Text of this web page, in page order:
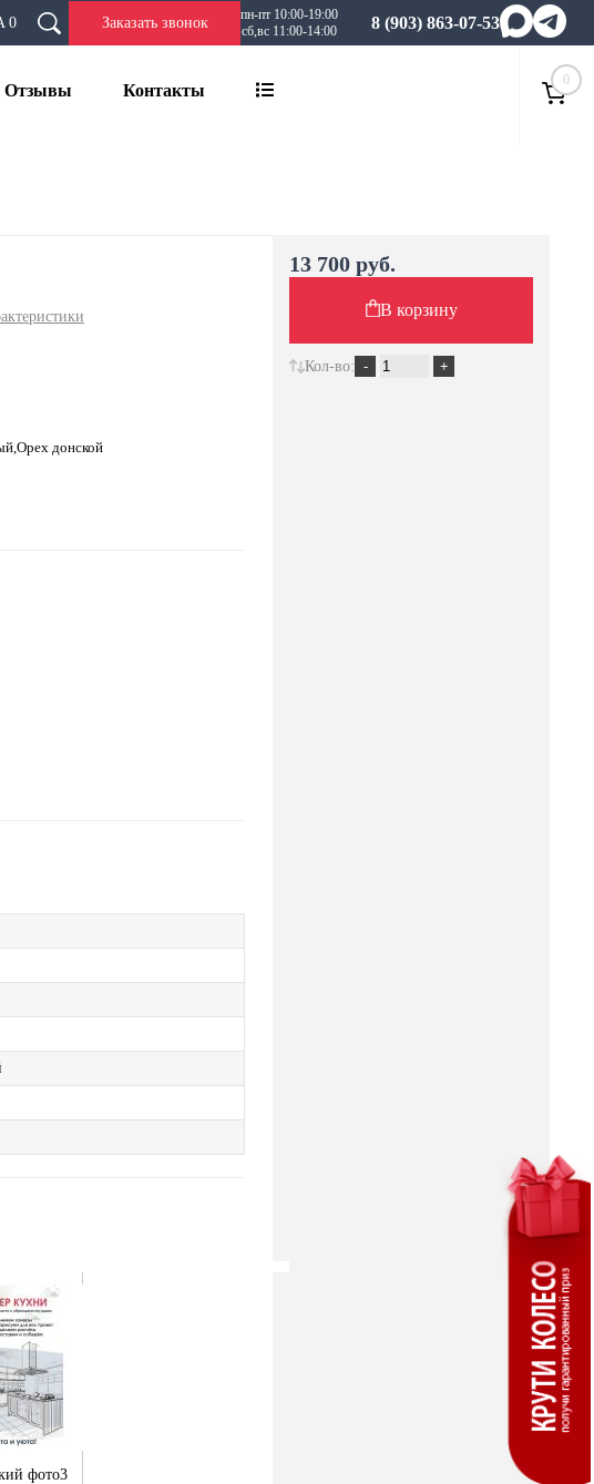
0 Заказать звонок
пн-пт 10:00-19:00
сб,вс 11:00-14:00
8 (903) 863-07-53
Отзывы Контакты
0
донской
фото3
13 700 руб.
В корзину
Кол-во: